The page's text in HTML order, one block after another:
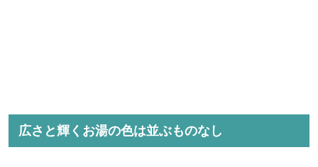
広さと輝くお湯の色は並ぶものなし